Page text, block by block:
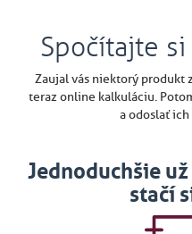
Spočítajte
Zaujal vás niektorý produkt
teraz online kalkuláciu.
a odoslať
Jednoduchšie
stačí